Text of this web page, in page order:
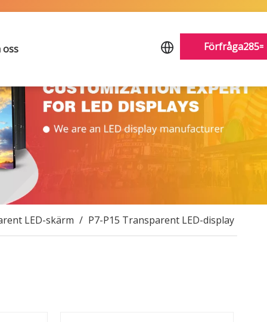
oss
LED-skärm / P7-P15 Transparent LED-display